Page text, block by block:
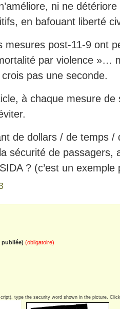
ni ne
en bafouant liberté
mesures post-11-9 ont
par violence »…
pas une seconde.
à chaque mesure
de dollars / de temps /
sécurité de passagers,
? (c’est un
publiée) (obligatoire)
type the security word shown in the picture.